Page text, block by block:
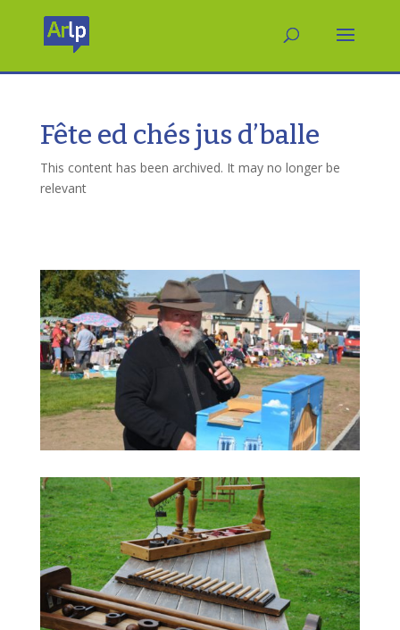
Fête ed chés jus d’balle
This content has been archived. It may no longer be
relevant